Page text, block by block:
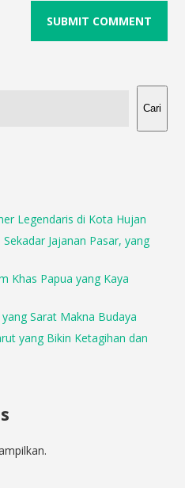
Cari
Legendaris di Kota Hujan
Jajanan Pasar, yang
Khas Papua yang Kaya
Sarat Makna Budaya
yang Bikin Ketagihan dan